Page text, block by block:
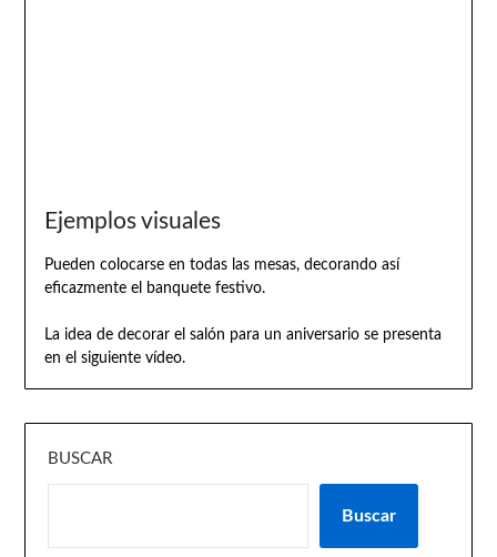
Ejemplos visuales
Pueden colocarse en todas las mesas, decorando así
eficazmente el banquete festivo.
La idea de decorar el salón para un aniversario se presenta
en el siguiente vídeo.
BUSCAR
Buscar